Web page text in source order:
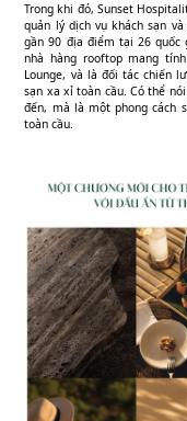
Trong khi đó, Sunset
quản lý dịch vụ khách sạn
gần 90 địa điểm tại 26 quốc
nhà hàng rooftop mang
Lounge, và là đối tác chiến
sạn xa xỉ toàn cầu. Có thể
đến, mà là một phong cách
toàn cầu.